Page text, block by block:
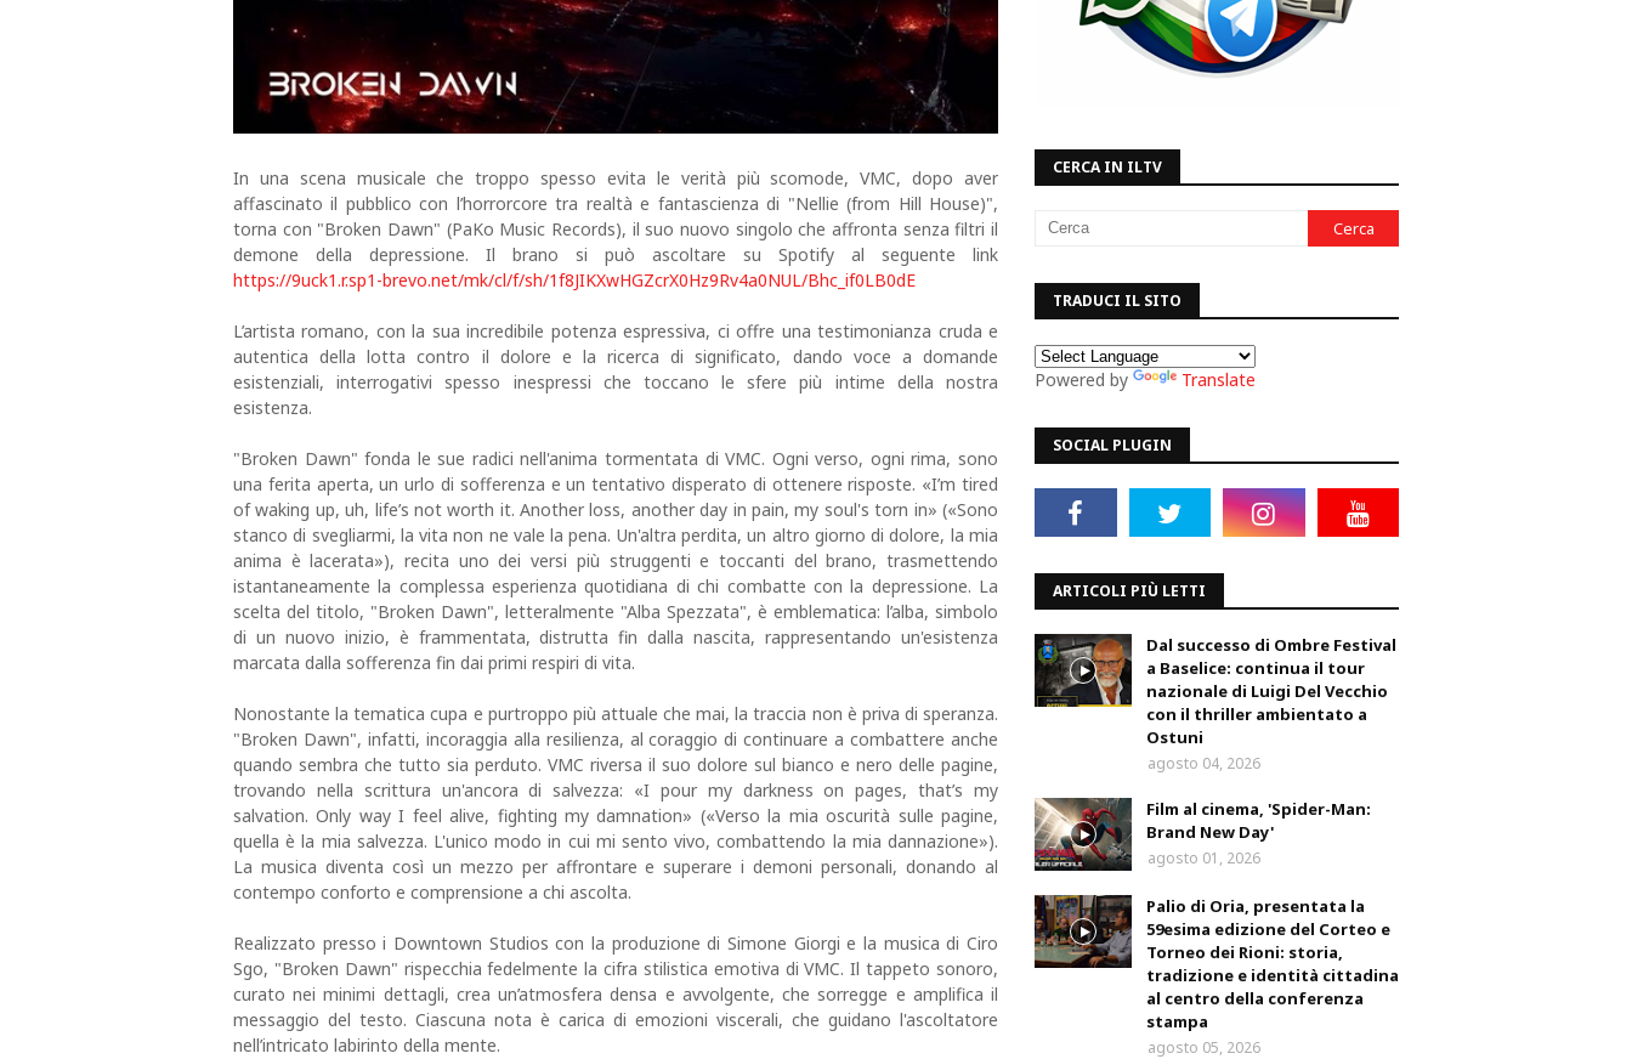
In una scena musicale che troppo spesso evita le verità più scomode, VMC, dopo aver
affascinato il pubblico con l’horrorcore tra realtà e fantascienza di "Nellie (from Hill House)",
torna con "Broken Dawn" (PaKo Music Records), il suo nuovo singolo che affronta senza filtri il
demone della depressione. Il brano si può ascoltare su Spotify al seguente link
https://9uck1.r.sp1-brevo.net/mk/cl/f/sh/1f8JIKXwHGZcrX0Hz9Rv4a0NUL/Bhc_if0LB0dE
L’artista romano, con la sua incredibile potenza espressiva, ci offre una testimonianza cruda e
autentica della lotta contro il dolore e la ricerca di significato, dando voce a domande
esistenziali, interrogativi spesso inespressi che toccano le sfere più intime della nostra
esistenza.
"Broken Dawn" fonda le sue radici nell'anima tormentata di VMC. Ogni verso, ogni rima, sono
una ferita aperta, un urlo di sofferenza e un tentativo disperato di ottenere risposte. «I’m tired
of waking up, uh, life’s not worth it. Another loss, another day in pain, my soul's torn in» («Sono
stanco di svegliarmi, la vita non ne vale la pena. Un'altra perdita, un altro giorno di dolore, la mia
anima è lacerata»), recita uno dei versi più struggenti e toccanti del brano, trasmettendo
istantaneamente la complessa esperienza quotidiana di chi combatte con la depressione. La
scelta del titolo, "Broken Dawn", letteralmente "Alba Spezzata", è emblematica: l’alba, simbolo
di un nuovo inizio, è frammentata, distrutta fin dalla nascita, rappresentando un'esistenza
marcata dalla sofferenza fin dai primi respiri di vita.
Nonostante la tematica cupa e purtroppo più attuale che mai, la traccia non è priva di speranza.
"Broken Dawn", infatti, incoraggia alla resilienza, al coraggio di continuare a combattere anche
quando sembra che tutto sia perduto. VMC riversa il suo dolore sul bianco e nero delle pagine,
trovando nella scrittura un'ancora di salvezza: «I pour my darkness on pages, that’s my
salvation. Only way I feel alive, fighting my damnation» («Verso la mia oscurità sulle pagine,
quella è la mia salvezza. L'unico modo in cui mi sento vivo, combattendo la mia dannazione»).
La musica diventa così un mezzo per affrontare e superare i demoni personali, donando al
contempo conforto e comprensione a chi ascolta.
Realizzato presso i Downtown Studios con la produzione di Simone Giorgi e la musica di Ciro
Sgo, "Broken Dawn" rispecchia fedelmente la cifra stilistica emotiva di VMC. Il tappeto sonoro,
curato nei minimi dettagli, crea un’atmosfera densa e avvolgente, che sorregge e amplifica il
messaggio del testo. Ciascuna nota è carica di emozioni viscerali, che guidano l'ascoltatore
nell’intricato labirinto della mente.
CERCA IN ILTV
TRADUCI IL SITO
Powered by Translate
SOCIAL PLUGIN
ARTICOLI PIÙ LETTI
Dal successo di Ombre Festival
a Baselice: continua il tour
nazionale di Luigi Del Vecchio
con il thriller ambientato a
Ostuni
agosto 04, 2026
Film al cinema, 'Spider-Man:
Brand New Day'
agosto 01, 2026
Palio di Oria, presentata la
59esima edizione del Corteo e
Torneo dei Rioni: storia,
tradizione e identità cittadina
al centro della conferenza
stampa
agosto 05, 2026